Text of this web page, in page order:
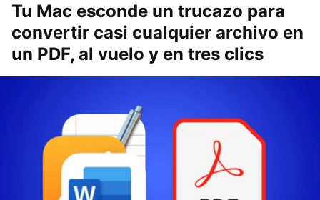
Tu Mac esconde un trucazo para
convertir casi cualquier archivo en
un PDF, al vuelo y en tres clics